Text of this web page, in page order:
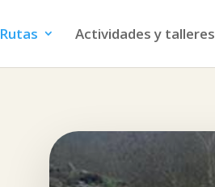
Rutas Actividades y talleres